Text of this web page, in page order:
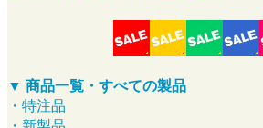
▼ 商品一覧・すべての製品
・特注品